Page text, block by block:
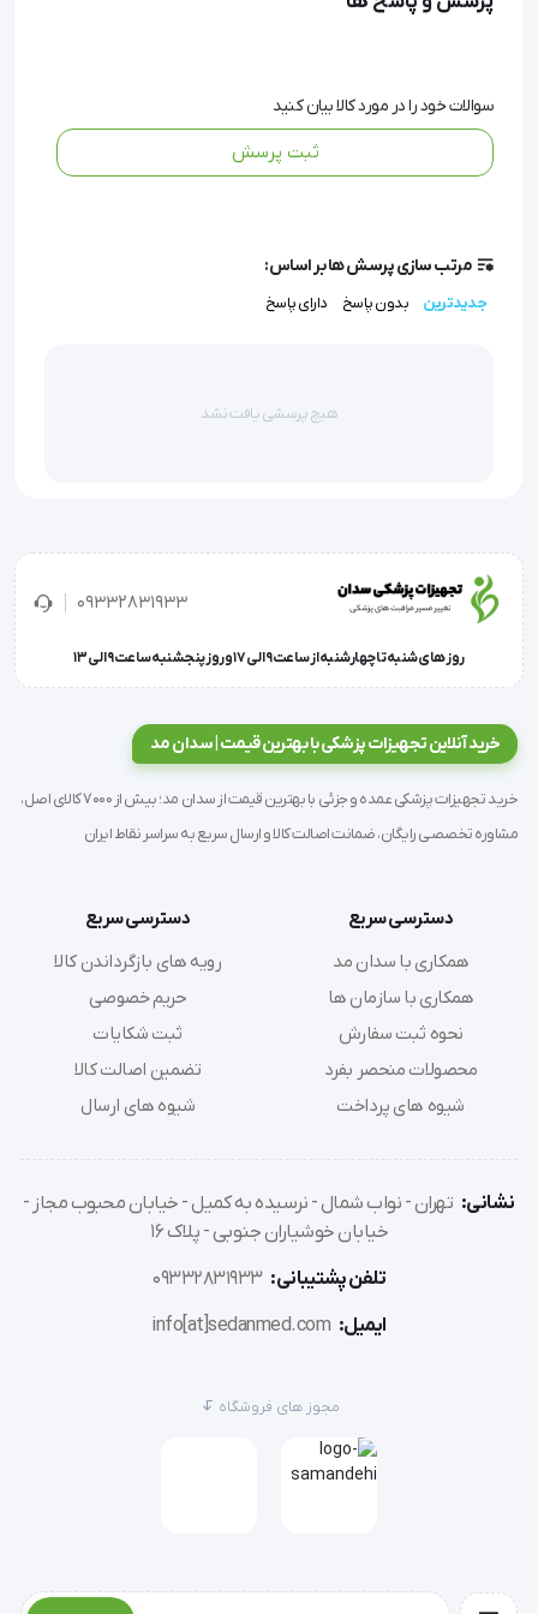
کیسه کلستومی 1693
کلوپلاست در زمینه مراقبت از استومی است.
بر اثر عوامل و بیماری هایی مانند:
در بیماری ها و مشکلاتی نظیر:
بیماری های التهابی روده بزرگ
کلستومی بهره برد.
سوالات خود را در مورد کالا بیان کنید
ثبت پرسش
مرتب سازی پرسش ها بر اساس:
جدیدترین بدون پاسخ دارای پاسخ
هیچ پرسشی یافت نشد
09332831933
روز های شنبه تا چهارشنبه از ساعت 9 الی 17 و روز پنجشنبه ساعت 9 الی 13
خرید آنلاین تجهیزات پزشکی با بهترین قیمت | سدان مد
خرید تجهیزات پزشکی عمده و جزئی با بهترین قیمت از سدان مد؛ بیش از 7000 کالای اصل،
مشاوره تخصصی رایگان، ضمانت اصالت کالا و ارسال سریع به سراسر نقاط ایران
دسترسی سریع
همکاری با سدان مد
همکاری با سازمان ها
نحوه ثبت سفارش
محصولات منحصر بفرد
شیوه های پرداخت
دسترسی سریع
رویه های بازگرداندن کالا
حریم خصوصی
ثبت شکایات
تضمین اصالت کالا
شیوه های ارسال
نشانی: تهران - نواب شمال - نرسیده به کمیل - خیابان محبوب مجاز -
خیابان خوشیاران جنوبی - پلاک 16
تلفن پشتیبانی: 09332831933
ایمیل: info[at]sedanmed.com
مجوز های فروشگاه